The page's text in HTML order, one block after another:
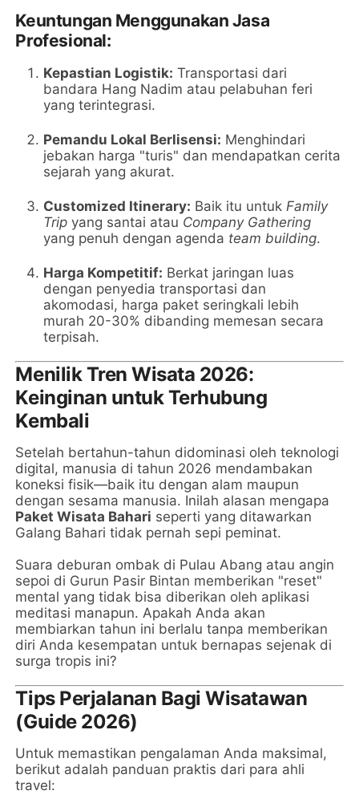
Keuntungan Menggunakan Jasa
Profesional:
Kepastian Logistik: Transportasi dari
bandara Hang Nadim atau pelabuhan feri
yang terintegrasi.
Pemandu Lokal Berlisensi: Menghindari
jebakan harga "turis" dan mendapatkan cerita
sejarah yang akurat.
Customized Itinerary: Baik itu untukFamily
Trip yang santai atau Company Gathering
yang penuh dengan agenda team building.
Harga Kompetitif: Berkat jaringan luas
dengan penyedia transportasi dan
akomodasi, harga paket seringkali lebih
murah 20-30% dibanding memesan secara
terpisah.
Menilik Tren Wisata 2026:
Keinginan untuk Terhubung
Kembali
Setelah bertahun-tahun didominasi oleh teknologi
digital, manusia di tahun 2026 mendambakan
koneksi fisik—baik itu dengan alam maupun
dengan sesama manusia. Inilah alasan mengapa
Paket Wisata Bahari seperti yang ditawarkan
Galang Bahari tidak pernah sepi peminat.
Suara deburan ombak di Pulau Abang atau angin
sepoi di Gurun Pasir Bintan memberikan "reset"
mental yang tidak bisa diberikan oleh aplikasi
meditasi manapun. Apakah Anda akan
membiarkan tahun ini berlalu tanpa memberikan
diri Anda kesempatan untuk bernapas sejenak di
surga tropis ini?
Tips Perjalanan Bagi Wisatawan
(Guide 2026)
Untuk memastikan pengalaman Anda maksimal,
berikut adalah panduan praktis dari para ahli
travel: